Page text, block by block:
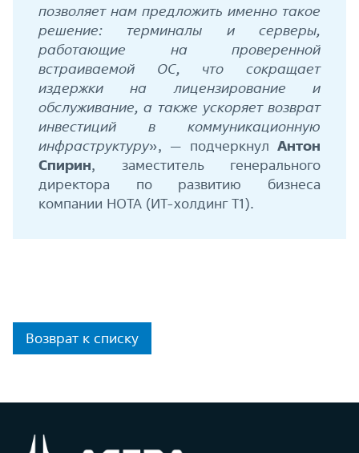
позволяет нам предложить именно такое
решение: терминалы и серверы,
работающие на проверенной
встраиваемой ОС, что сокращает
издержки на лицензирование и
обслуживание, а также ускоряет возврат
инвестиций в коммуникационную
инфраструктуру», — подчеркнул Антон
Спирин , заместитель генерального
директора по развитию бизнеса
компании НОТА (ИТ-холдинг Т1).
Возврат к списку